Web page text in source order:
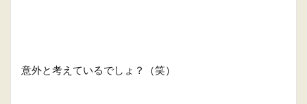
意外と考えているでしょ？（笑）